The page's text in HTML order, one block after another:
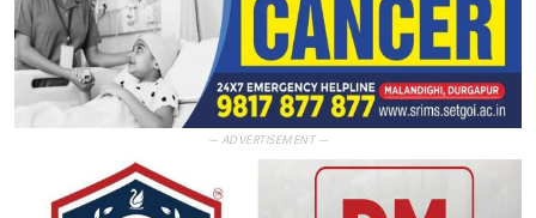
— ADVERTISEMENT —